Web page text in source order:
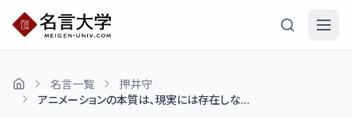
名言一覧
押井守
アニメーションの本質は、現実には存在しな...